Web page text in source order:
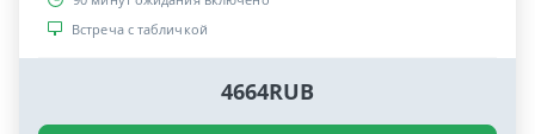
Встреча с табличкой
4664RUB